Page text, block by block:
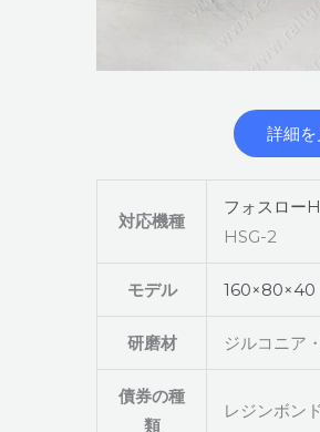
詳細を
対応機種
フォスロー
HSG-2
モデル 160×80×40
研磨材 ジルコニア
債券の種
類
レジンボンド